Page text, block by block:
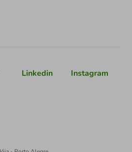
Linkedin Instagram